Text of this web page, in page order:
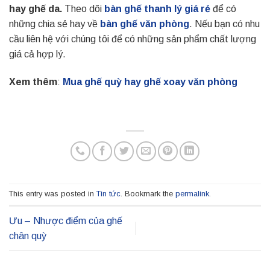
hay ghế da. Theo dõi bàn ghế thanh lý giá rẻ để có
những chia sẻ hay về bàn ghế văn phòng. Nếu bạn có nhu
cầu liên hệ với chúng tôi để có những sản phẩm chất lượng
giá cả hợp lý.
Xem thêm: Mua ghế quỳ hay ghế xoay văn phòng
This entry was posted inTin tức. Bookmark the permalink.
Ưu – Nhược điểm của ghế
chân quỳ